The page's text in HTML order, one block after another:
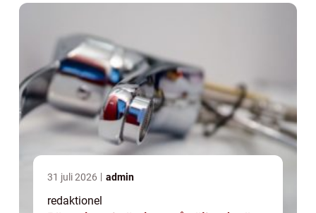
31 juli 2026 admin
redaktionel